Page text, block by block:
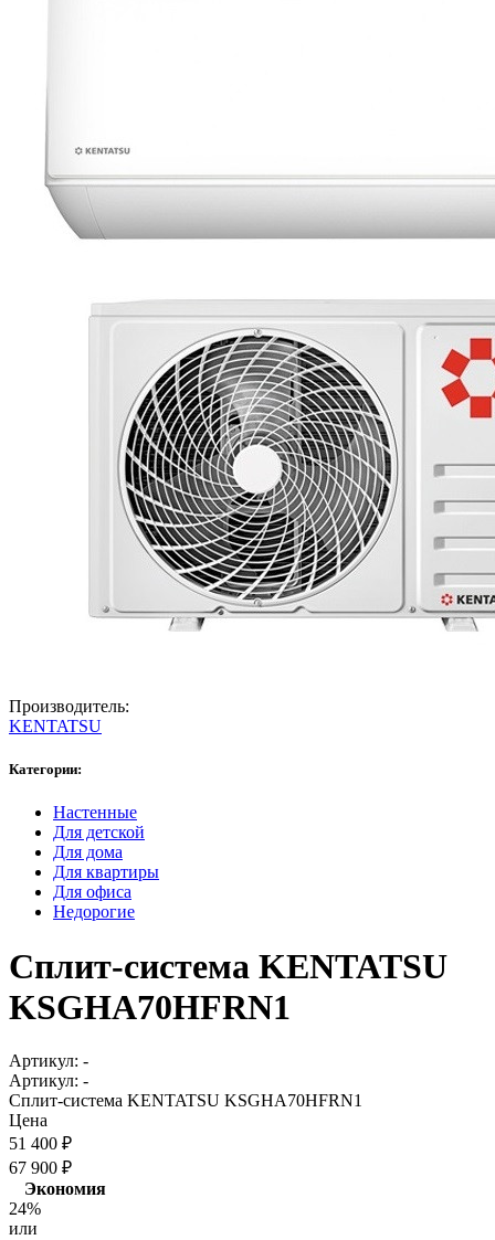
Производитель:
KENTATSU
Категории:
Настенные
Для детской
Для дома
Для квартиры
Для офиса
Недорогие
Сплит-система KENTATSU
KSGHA70HFRN1
Артикул: -
Артикул: -
Сплит-система KENTATSU KSGHA70HFRN1
Цена
51 400 ₽
67 900 ₽
Экономия
24%
или